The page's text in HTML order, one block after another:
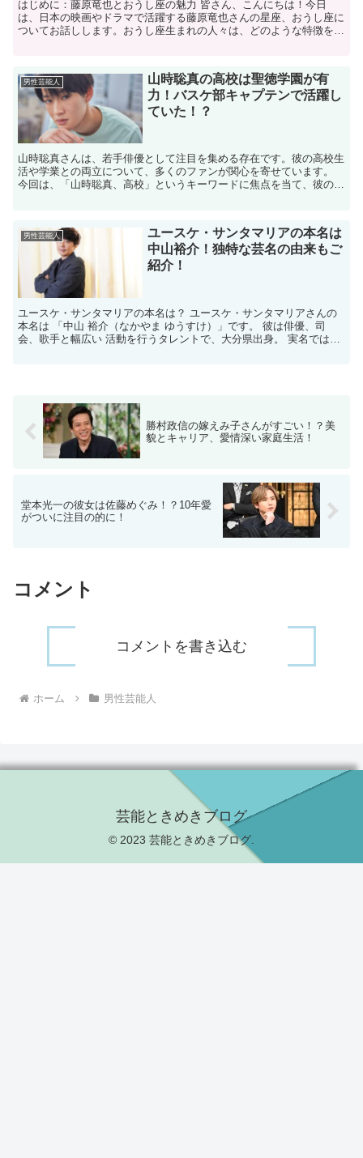
はじめに：藤原竜也とおうし座の魅力 皆さん、こんにちは！今日
は、日本の映画やドラマで活躍する藤原竜也さんの星座、おうし座に
ついてお話しします。おうし座生まれの人々は、どのような特徴を持
男性芸能人
山時聡真の高校は聖徳学園が有
力！バスケ部キャプテンで活躍し
ていた！？
山時聡真さんは、若手俳優として注目を集める存在です。彼の高校生
活や学業との両立について、多くのファンが関心を寄せています。
今回は、「山時聡真、高校」というキーワードに焦点を当て、彼の高
男性芸能人
ユースケ・サンタマリアの本名は
中山裕介！独特な芸名の由来もご
紹介！
ユースケ・サンタマリアの本名は？ ユースケ・サンタマリアさんの
本名は 「中山 裕介（なかやま ゆうすけ）」です。 彼は俳優、司
会、歌手と幅広い 活動を行うタレントで、大分県出身。 実名ではや
勝村政信の嫁えみ子さんがすごい！？美
貌とキャリア、愛情深い家庭生活！
堂本光一の彼女は佐藤めぐみ！？10年愛
がついに注目の的に！
コメント
コメントを書き込む
ホーム 男性芸能人
芸能ときめきブログ
© 2023 芸能ときめきブログ.